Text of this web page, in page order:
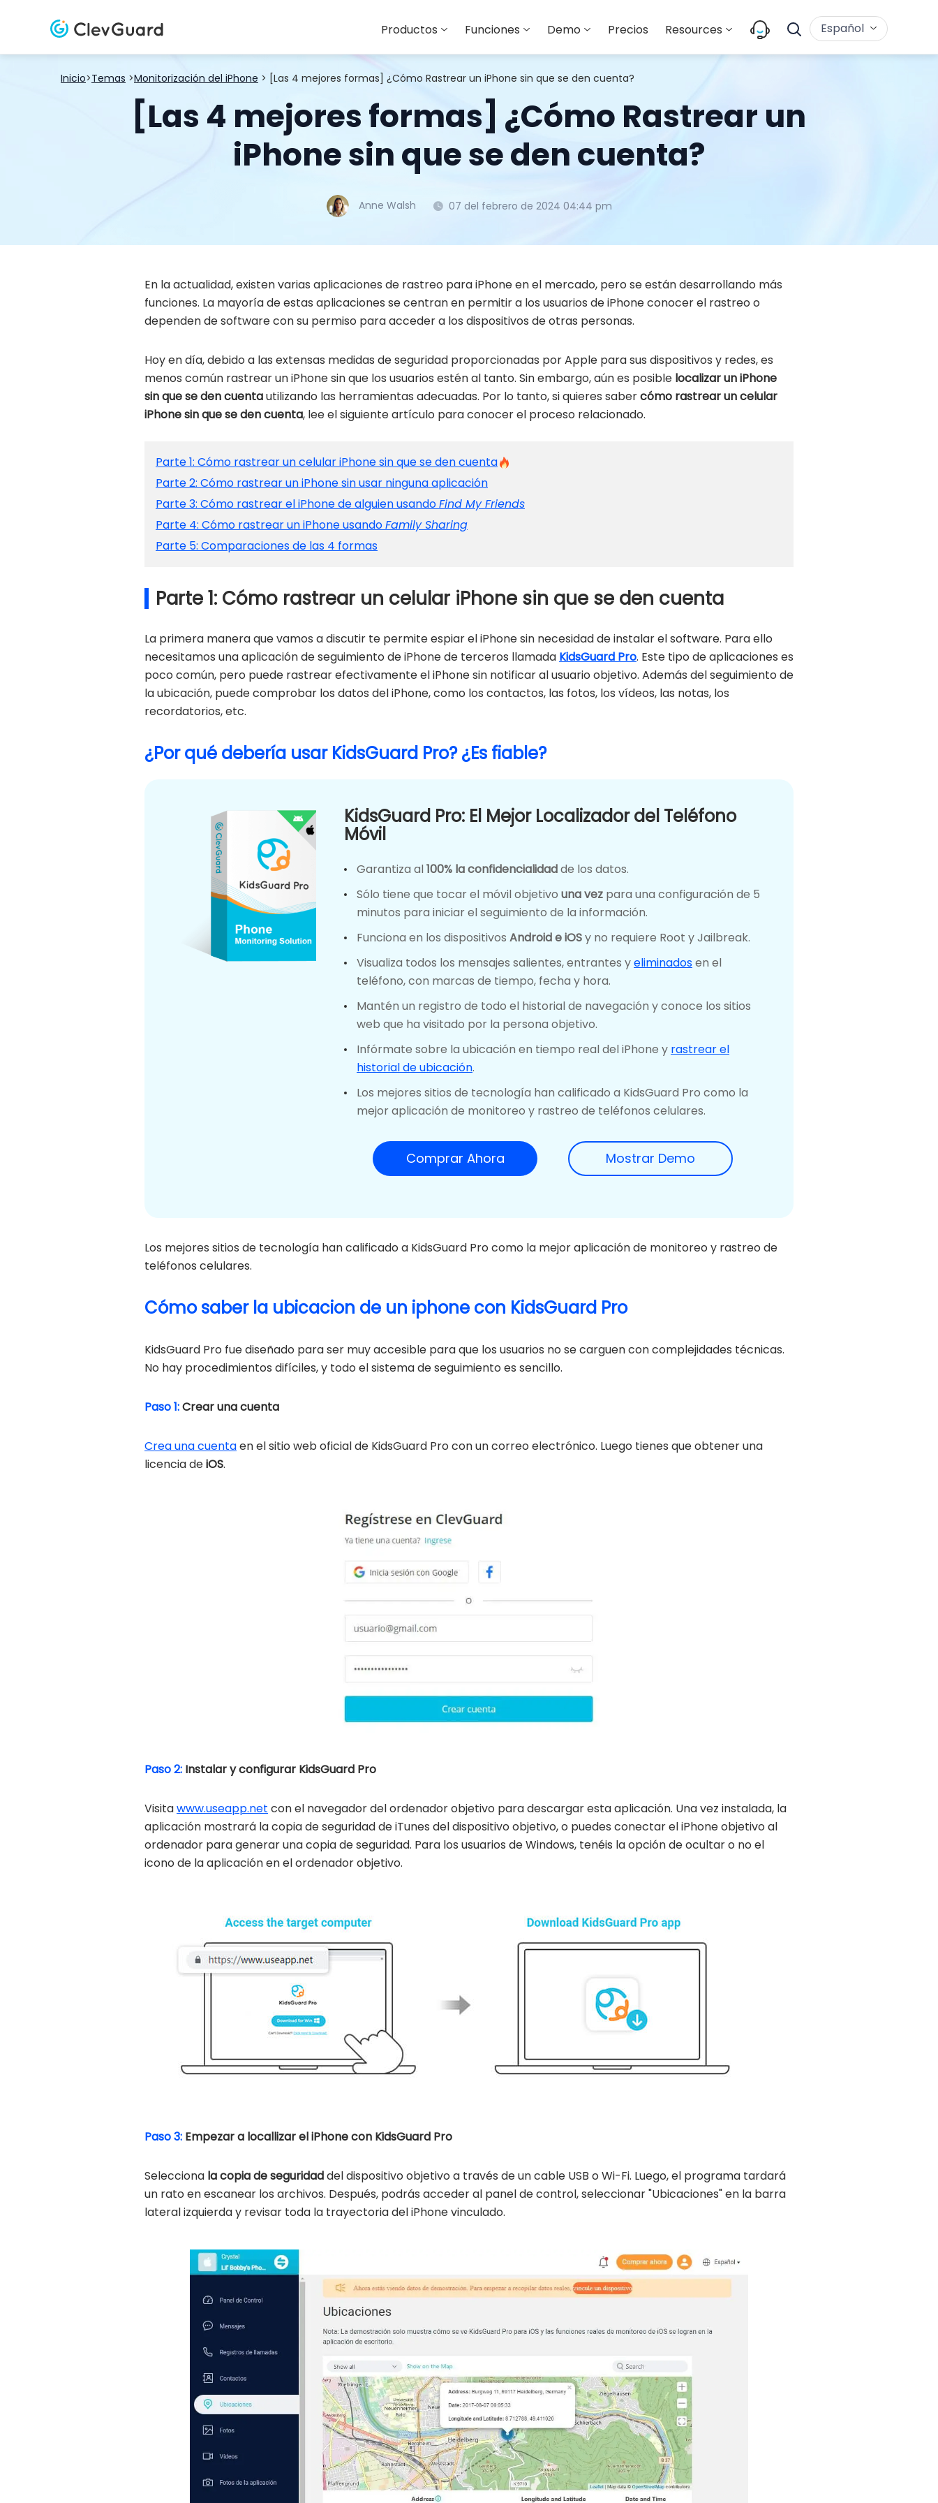
Productos Funciones Demo Precios Resources Español
Inicio>Temas >Monitorización del iPhone > [Las 4 mejores formas] ¿Cómo Rastrear un iPhone sin que se den cuenta?
[Las 4 mejores formas] ¿Cómo Rastrear un
iPhone sin que se den cuenta?
Anne Walsh 07 del febrero de 2024 04:44 pm
En la actualidad, existen varias aplicaciones de rastreo para iPhone en el mercado, pero se están desarrollando más
funciones. La mayoría de estas aplicaciones se centran en permitir a los usuarios de iPhone conocer el rastreo o
dependen de software con su permiso para acceder a los dispositivos de otras personas.
Hoy en día, debido a las extensas medidas de seguridad proporcionadas por Apple para sus dispositivos y redes, es
menos común rastrear un iPhone sin que los usuarios estén al tanto. Sin embargo, aún es posible localizar un iPhone
sin que se den cuentautilizando las herramientas adecuadas. Por lo tanto, si quieres sabercómo rastrear un celular
iPhone sin que se den cuenta, lee el siguiente artículo para conocer el proceso relacionado.
Parte 1: Cómo rastrear un celular iPhone sin que se den cuenta
Parte 2: Cómo rastrear un iPhone sin usar ninguna aplicación
Parte 3: Cómo rastrear el iPhone de alguien usandoFind My Friends
Parte 4: Cómo rastrear un iPhone usandoFamily Sharing
Parte 5: Comparaciones de las 4 formas
Parte 1: Cómo rastrear un celular iPhone sin que se den cuenta
La primera manera que vamos a discutir te permite espiar el iPhone sin necesidad de instalar el software. Para ello
necesitamos una aplicación de seguimiento de iPhone de terceros llamada KidsGuard Pro. Este tipo de aplicaciones es
poco común, pero puede rastrear efectivamente el iPhone sin notificar al usuario objetivo. Además del seguimiento de
la ubicación, puede comprobar los datos del iPhone, como los contactos, las fotos, los vídeos, las notas, los
recordatorios, etc.
¿Por qué debería usar KidsGuard Pro? ¿Es fiable?
KidsGuard Pro: El Mejor Localizador del Teléfono
Móvil
Garantiza al100% la confidencialidadde los datos.
Sólo tiene que tocar el móvil objetivo una vez para una configuración de 5
minutos para iniciar el seguimiento de la información.
Funciona en los dispositivos Android e iOSy no requiere Root y Jailbreak.
Visualiza todos los mensajes salientes, entrantes yeliminadosen el
teléfono, con marcas de tiempo, fecha y hora.
Mantén un registro de todo el historial de navegación y conoce los sitios
web que ha visitado por la persona objetivo.
Infórmate sobre la ubicación en tiempo real del iPhone y rastrear el
historial de ubicación.
Los mejores sitios de tecnología han calificado a KidsGuard Pro como la
mejor aplicación de monitoreo y rastreo de teléfonos celulares.
Comprar Ahora Mostrar Demo
Los mejores sitios de tecnología han calificado a KidsGuard Pro como la mejor aplicación de monitoreo y rastreo de
teléfonos celulares.
Cómo saber la ubicacion de un iphone con KidsGuard Pro
KidsGuard Pro fue diseñado para ser muy accesible para que los usuarios no se carguen con complejidades técnicas.
No hay procedimientos difíciles, y todo el sistema de seguimiento es sencillo.
Paso 1:Crear una cuenta
Crea una cuentaen el sitio web oficial de KidsGuard Pro con un correo electrónico. Luego tienes que obtener una
licencia deiOS.
Paso 2: Instalar y configurar KidsGuard Pro
Visitawww.useapp.net con el navegador del ordenador objetivo para descargar esta aplicación. Una vez instalada, la
aplicación mostrará la copia de seguridad de iTunes del dispositivo objetivo, o puedes conectar el iPhone objetivo al
ordenador para generar una copia de seguridad. Para los usuarios de Windows, tenéis la opción de ocultar o no el
icono de la aplicación en el ordenador objetivo.
Paso 3: Empezar a locallizar el iPhone con KidsGuard Pro
Selecciona la copia de seguridaddel dispositivo objetivo a través de un cable USB o Wi-Fi. Luego, el programa tardará
un rato en escanear los archivos. Después, podrás acceder al panel de control, seleccionar "Ubicaciones" en la barra
lateral izquierda y revisar toda la trayectoria del iPhone vinculado.